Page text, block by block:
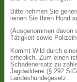
Bitte nehmen Sie
leinen Sie Ihren Hund
(Ausgenommen davon
Tätigkeit sowie
Kommt Wild durch
erheblich. Zum einen
Schadenersatz zu
Jagdwilderei (§ 292
Landeshundegesetz.